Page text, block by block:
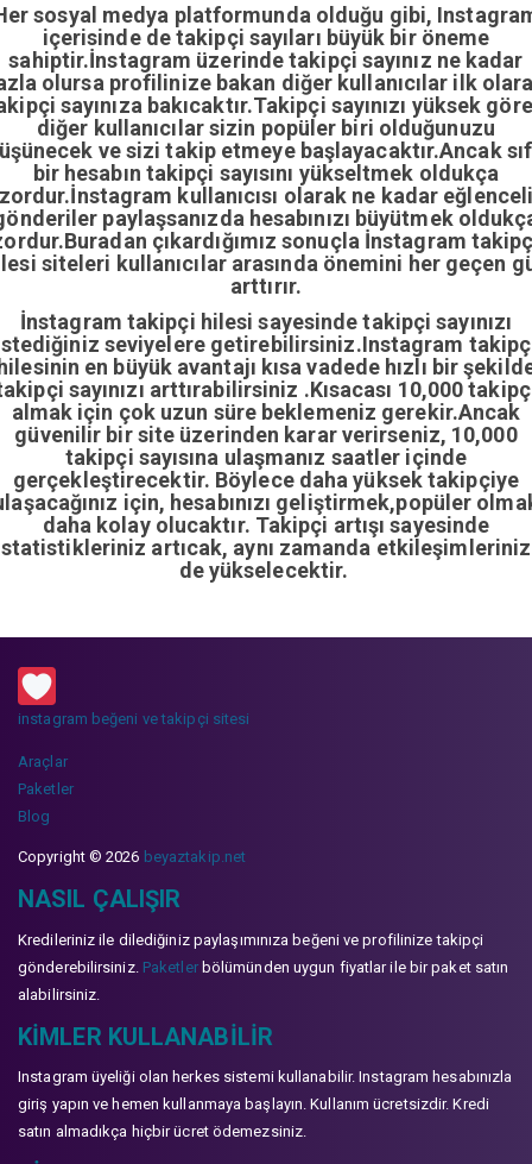
sosyal medya platformunda olduğu gibi,
içerisinde de takipçi sayıları büyük bir öneme
sahiptir.İnstagram üzerinde takipçi sayınız ne kadar
olursa profilinize bakan diğer kullanıcılar ilk
sayınıza bakıcaktır.Takipçi sayınızı yüksek
diğer kullanıcılar sizin popüler biri olduğunuzu
ve sizi takip etmeye başlayacaktır.Ancak
bir hesabın takipçi sayısını yükseltmek oldukça
kullanıcısı olarak ne kadar
paylaşsanızda hesabınızı büyütmek
çıkardığımız sonuçla İnstagram
siteleri kullanıcılar arasında önemini her geçen
arttırır.
İnstagram takipçi hilesi sayesinde takipçi sayınızı
seviyelere getirebilirsiniz.Instagram
en büyük avantajı kısa vadede hızlı bir
sayınızı arttırabilirsiniz .Kısacası 10,000
almak için çok uzun süre beklemeniz gerekir.Ancak
güvenilir bir site üzerinden karar verirseniz, 10,000
takipçi sayısına ulaşmanız saatler içinde
gerçekleştirecektir. Böylece daha yüksek takipçiye
için, hesabınızı geliştirmek,popüler
daha kolay olucaktır. Takipçi artışı sayesinde
artıcak, aynı zamanda
de yükselecektir.
instagram beğeni ve takipçi sitesi
Araçlar
Paketler
Blog
Copyright © 2026 beyaztakip.net
NASIL ÇALIŞIR
Kredileriniz ile dilediğiniz paylaşımınıza beğeni ve profilinize takipçi
gönderebilirsiniz. Paketlerbölümünden uygun fiyatlar ile bir paket satın
alabilirsiniz.
KIMLER KULLANABILIR
Instagram üyeliği olan herkes sistemi kullanabilir. Instagram hesabınızla
giriş yapın ve hemen kullanmaya başlayın. Kullanım ücretsizdir. Kredi
satın almadıkça hiçbir ücret ödemezsiniz.